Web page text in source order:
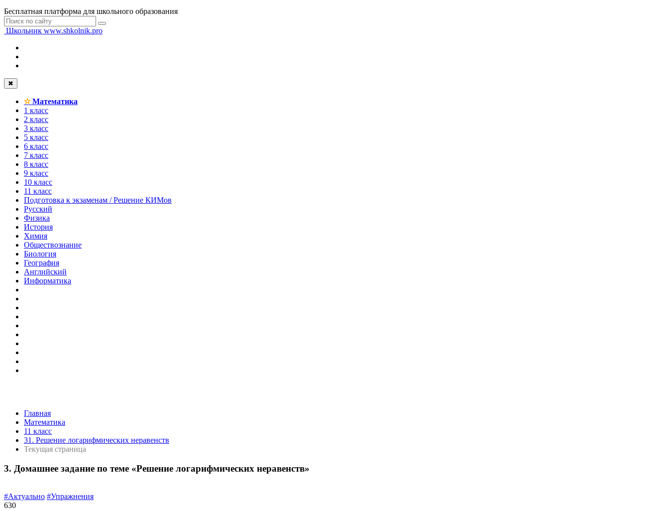
Бесплатная платформа для школьного образования
Школьник www.shkolnik.pro
✖
✫Математика
1 класс
2 класс
3 класс
5 класс
6 класс
7 класс
8 класс
9 класс
10 класс
11 класс
Подготовка к экзаменам / Решение КИМов
Русский
Физика
История
Химия
Обществознание
Биология
География
Английский
Информатика
Главная
Математика
11 класс
31. Решение логарифмических неравенств
Текущая страница
3. Домашнее задание по теме «Решение логарифмических неравенств»
#Актуально #Упражнения
630